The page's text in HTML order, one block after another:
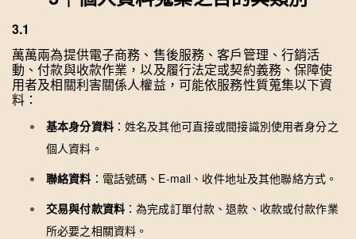
3.1
萬萬兩為提供電子商務、售後服務、客戶管理、行銷活
動、付款與收款作業，以及履行法定或契約義務、保障使
用者及相關利害關係人權益，可能依服務性質蒐集以下資
料：
基本身分資料：姓名及其他可直接或間接識別使用者身分之
個人資料。
聯絡資料 ：電話號碼、E-mail、收件地址及其他聯絡方式。
交易與付款資料：為完成訂單付款、退款、收款或付款作業
所必要之相關資料。